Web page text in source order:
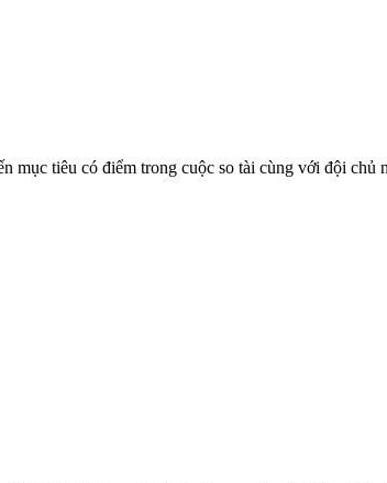
tiêu có điểm trong cuộc so tài cùng với đội chủ